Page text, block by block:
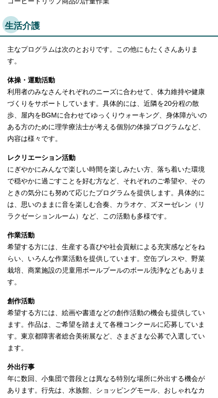
生活介護
主なプログラムは次のとおりです。この他にもたくさんありま
す。
体操・運動活動
利用者のみなさんそれぞれのニーズに合わせて、体力維持や健康
づくりをサポートしています。具体的には、近隣を20分程の散
歩、屋内をBGMに合わせてゆっくりウォーキング、身体障がいの
ある方のために理学療法士が考える個別の体操プログラムなど、
内容は様々です。
レクリエーション活動
にぎやかにみんなで楽しい時間を楽しみたい方、落ち着いた環境
で穏やかに過ごすことを好む方など、それぞれのご希望や、その
ときの気分にも努めて応じたプログラムを提供します。具体的に
は、思いのままに音を楽しむ合奏、カラオケ、ズヌーゼレン（リ
ラクゼーションルーム）など、この活動も多様です。
作業活動
希望する方には、生産する喜びや社会貢献による充実感などをね
らい、いろんな作業活動を提供しています。空缶プレスや、野菜
栽培、商業施設の児童用ボールプールのボール洗浄などもありま
す。
創作活動
希望する方には、絵画や書道などの創作活動の機会も提供してい
ます。作品は、ご希望を踏まえて各種コンクールに応募していま
す。東京都障害者総合美術展など、さまざまな公募で入選してい
ます。
外出行事
年に数回、小集団で普段とは異なる特別な場所に外出する機会が
あります。行先は、水族館、ショッピングモール、おしゃれなカ